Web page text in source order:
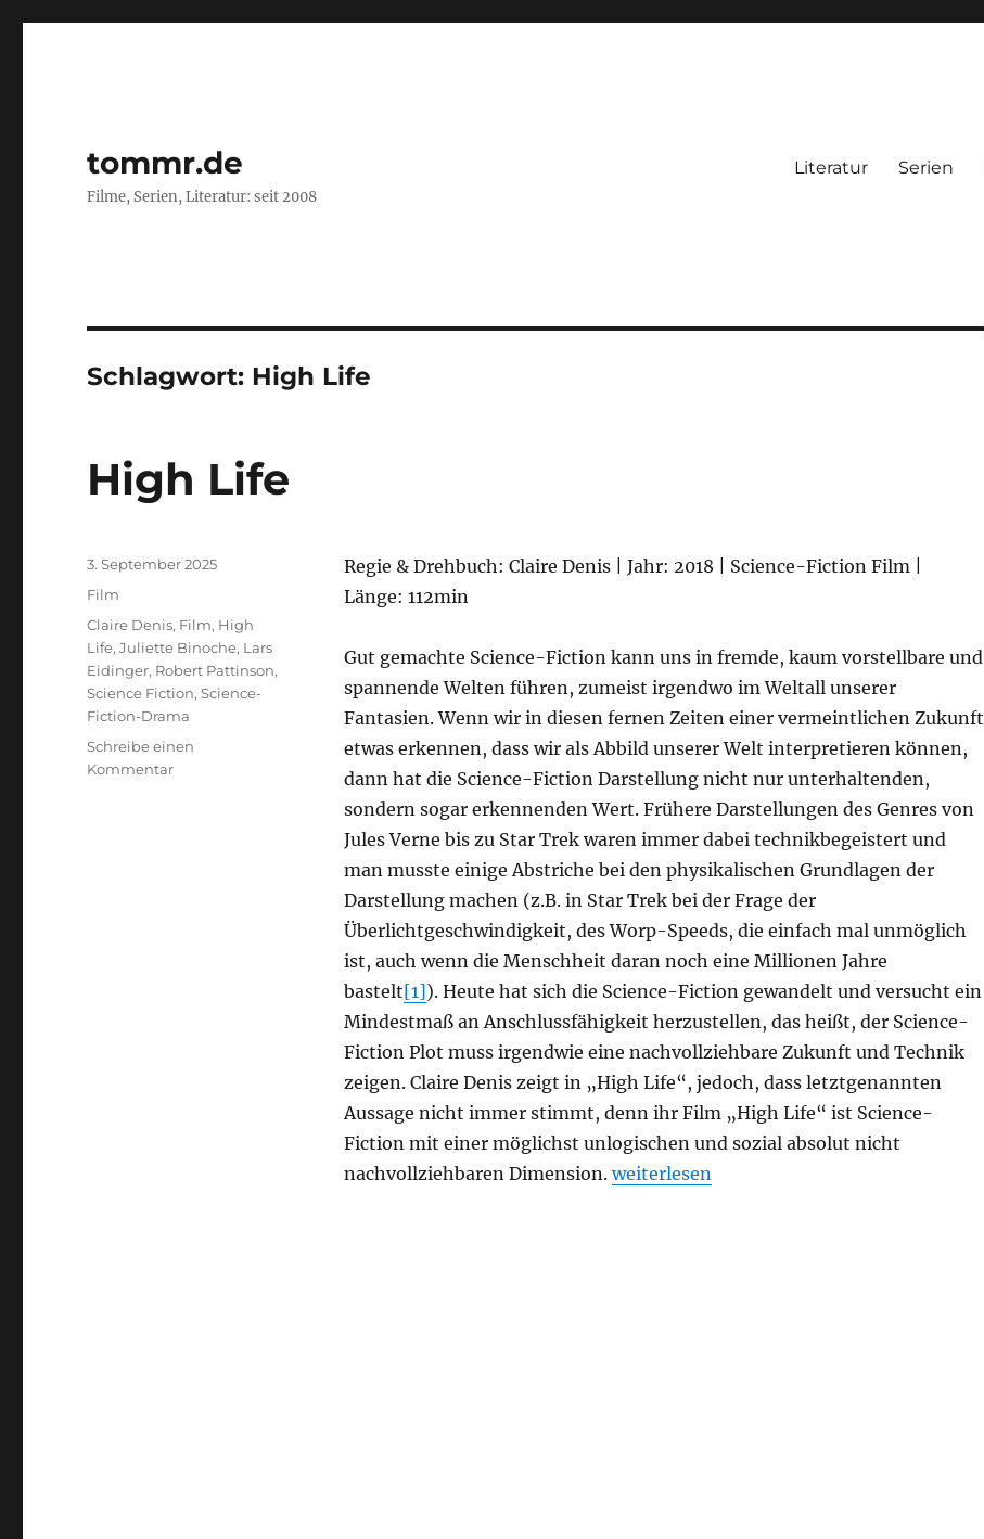
tommr.de
Filme, Serien, Literatur: seit 2008
Literatur Serien
Schlagwort: High Life
High Life
Regie & Drehbuch: Claire Denis | Jahr: 2018 | Science-Fiction Film |
Länge: 112min
Gut gemachte Science-Fiction kann uns in fremde, kaum vorstellbare und
spannende Welten führen, zumeist irgendwo im Weltall unserer
Fantasien. Wenn wir in diesen fernen Zeiten einer vermeintlichen Zukunft
etwas erkennen, dass wir als Abbild unserer Welt interpretieren können,
dann hat die Science-Fiction Darstellung nicht nur unterhaltenden,
sondern sogar erkennenden Wert. Frühere Darstellungen des Genres von
Jules Verne bis zu Star Trek waren immer dabei technikbegeistert und
man musste einige Abstriche bei den physikalischen Grundlagen der
Darstellung machen (z.B. in Star Trek bei der Frage der
Überlichtgeschwindigkeit, des Worp-Speeds, die einfach mal unmöglich
ist, auch wenn die Menschheit daran noch eine Millionen Jahre
bastelt[1]). Heute hat sich die Science-Fiction gewandelt und versucht ein
Mindestmaß an Anschlussfähigkeit herzustellen, das heißt, der Science-
Fiction Plot muss irgendwie eine nachvollziehbare Zukunft und Technik
zeigen. Claire Denis zeigt in „High Life“, jedoch, dass letztgenannten
Aussage nicht immer stimmt, denn ihr Film „High Life“ ist Science-
Fiction mit einer möglichst unlogischen und sozial absolut nicht
nachvollziehbaren Dimension.„High Life“
weiterlesen
Veröffentlicht
am
3. September 2025
Kategorien
Film
Schlagwörter
Claire Denis, Film, High
Life,Juliette Binoche, Lars
Eidinger, Robert Pattinson,
Science Fiction,Science-
Fiction-Drama
Schreibe einen
Kommentarzu